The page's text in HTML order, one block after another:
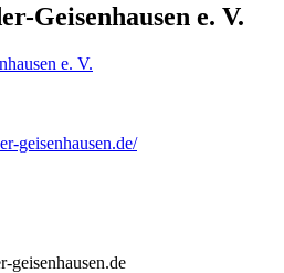
Geisenhausen e. V.
geisenhausen.de/
geisenhausen.de